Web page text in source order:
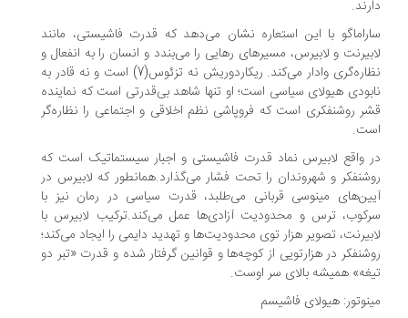
با این استعاره نشان می‌دهد که قدرت فاشیستی، مانند
و لابیرس، مسیرهای رهایی را می‌بندد و انسان را به انفعال و
نظاره‌گری وادار می‌کند. ریکاردوریش نه تزئوس(7) است و نه قادر به
هیولای سیاسی است؛ او تنها شاهد بی‌قدرتی است که نماینده
روشنفکری است که فروپاشی نظم اخلاقی و اجتماعی را نظاره‌گر
واقع لابیرس نماد قدرت فاشیستی و اجبار سیستماتیک است که
و شهروندان را تحت فشار می‌گذارد.همانطور که لابیرس در
مینوسی قربانی می‌طلبد، قدرت سیاسی در رمان نیز با
ترس و محدودیت آزادی‌ها عمل می‌کند.ترکیب لابیرس با
تصویر هزار توی محدودیت‌ها و تهدید دایمی را ایجاد می‌کند؛
در هزارتویی از کوچه‌ها و قوانین گرفتار شده و قدرت «تبر دو
همیشه بالای سر اوست.
هیولای فاشیسم